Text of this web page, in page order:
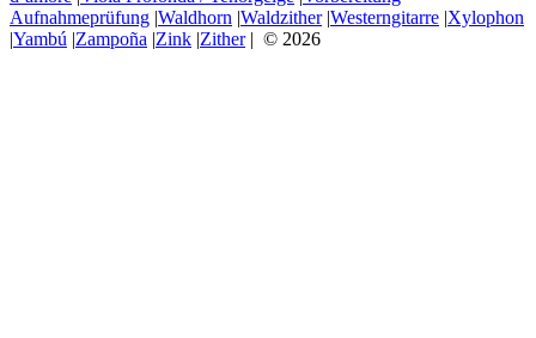
Aufnahmeprüfung |Waldhorn |Waldzither|Westerngitarre |Xylophon
|Yambú |Zampoña |Zink |Zither| © 2026